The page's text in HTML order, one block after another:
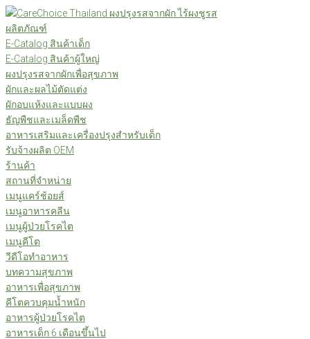
Skip
to
content
ผลิตภัณฑ์
E-Catalog สินค้าเด็ก
E-Catalog สินค้าผู้ใหญ่
ผงปรุงรสจากผักเพื่อสุขภาพ
ผักและผลไม้ตัดแต่ง
ผักอบแห้งและแบบผง
ธัญพืชและเมล็ดพืช
อาหารเสริมและเครื่องปรุงสำหรับเด็ก
รับจ้างผลิต OEM
ร้านค้า
สถานที่จำหน่าย
เมนูแคร์ช้อยส์
เมนูอาหารคลีน
เมนูผู้ป่วยโรคไต
เมนูคีโต
วีดีโอทำอาหาร
บทความสุขภาพ
อาหารเพื่อสุขภาพ
คีโตควบคุมน้ำหนัก
อาหารผู้ป่วยโรคไต
อาหารเด็ก 6 เดือนขึ้นไป